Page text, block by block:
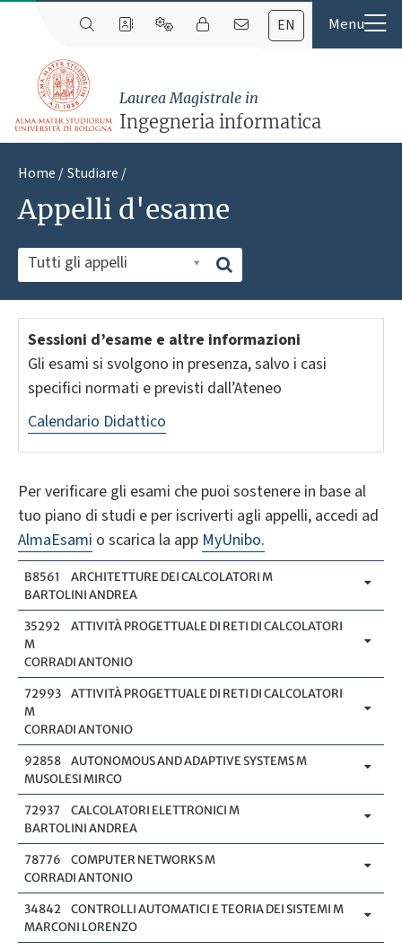
EN
Laurea Magistrale in
Ingegneria informatica
Home Studiare
Appelli d'esame
Tutti gli appelli
Sessioni d’esame e altre informazioni
Gli esami si svolgono in presenza, salvo i casi
specifici normati e previsti dall’Ateneo
Calendario Didattico
Per verificare gli esami che puoi sostenere in base al
tuo piano di studi e per iscriverti agli appelli, accedi ad
AlmaEsami o scarica la app MyUnibo.
B8561
ARCHITETTURE DEI CALCOLATORI M
BARTOLINI ANDREA
35292
ATTIVITÀ PROGETTUALE DI RETI DI CALCOLATORI
M
CORRADI ANTONIO
72993
ATTIVITÀ PROGETTUALE DI RETI DI CALCOLATORI
M
CORRADI ANTONIO
92858
AUTONOMOUS AND ADAPTIVE SYSTEMS M
MUSOLESI MIRCO
72937
CALCOLATORI ELETTRONICI M
BARTOLINI ANDREA
78776
COMPUTER NETWORKS M
CORRADI ANTONIO
34842
CONTROLLI AUTOMATICI E TEORIA DEI SISTEMI M
MARCONI LORENZO